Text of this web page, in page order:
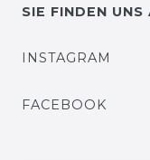
SIE FINDEN UNS
INSTAGRAM
FACEBOOK